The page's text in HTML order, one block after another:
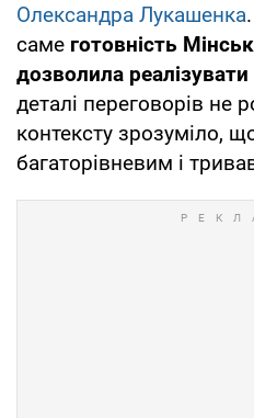
Олександра Лукашенка
саме готовність
дозволила
деталі переговорів не
контексту зрозуміло,
багаторівневим і